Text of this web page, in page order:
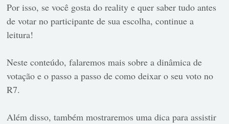
Por isso, se você gosta do reality e quer saber tudo antes
de votar no participante de sua escolha, continue a
leitura!
Neste conteúdo, falaremos mais sobre a dinâmica de
votação e o passo a passo de como deixar o seu voto no
R7.
Além disso, também mostraremos uma dica para assistir